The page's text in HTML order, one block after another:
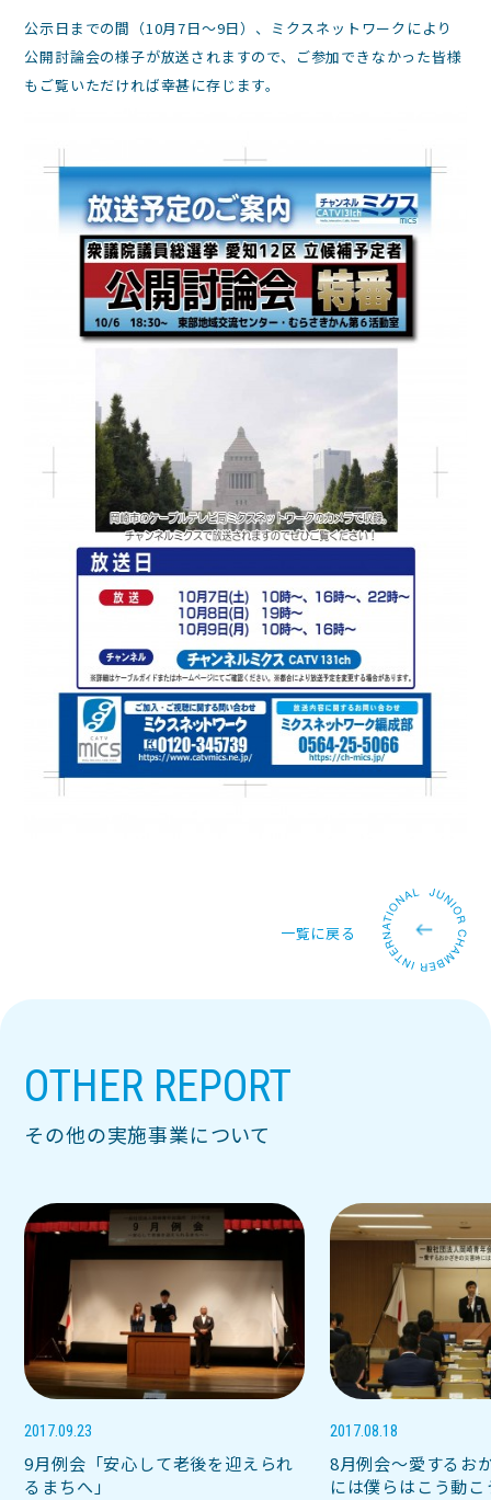
公示日までの間（10月7日～9日）、ミクスネットワークにより
公開討論会の様子が放送されますので、ご参加できなかった皆様
もご覧いただければ幸甚に存じます。
一覧に戻る
OTHER REPORT
その他の実施事業について
2017.09.23
9月例会「安心して老後を迎えられ
るまちへ」
2017.08.18
8月例会～愛するお
には僕らはこう動こ